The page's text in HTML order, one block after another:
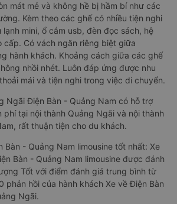
mát mẻ và không hề bị hầm bí như các
Kèm theo các ghế có nhiều tiện nghi
mini, ổ cắm usb, đèn đọc sách, hệ
cấp. Có vách ngăn riêng biệt giữa
hành khách. Khoảng cách giữa các ghế
nhồi nhét. Luôn đáp ứng được nhu
mái và tiện nghi trong việc di chuyển.
Ngãi Điện Bàn - Quảng Nam có hỗ trợ
phí tại nội thành Quảng Ngãi và nội thành
rất thuận tiện cho du khách.
Bàn - Quảng Nam limousine tốt nhất: Xe
Bàn - Quảng Nam limousine được đánh
Tốt với điểm đánh giá trung bình từ
phản hồi của hành khách Xe về Điện Bàn
Ngãi.